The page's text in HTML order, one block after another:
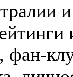
и
фан-